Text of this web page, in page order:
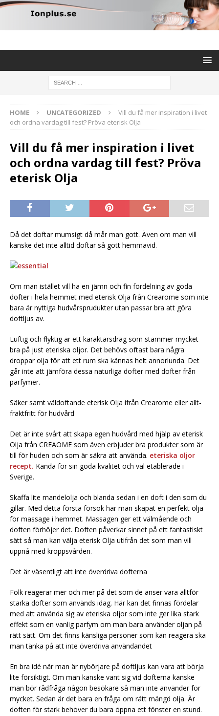
HOME UNCATEGORIZED
Vill du få mer inspiration i livet
och ordna vardag till fest? Pröva eterisk Olja
Vill du få mer inspiration i livet
och ordna vardag till fest? Pröva
eterisk Olja
Då det doftar mumsigt då mår man gott. Även om man vill
kanske det inte alltid doftar så gott hemmavid.
Om man istället vill ha en jämn och fin fördelning av goda
dofter i hela hemmet med eterisk Olja från Crearome som inte
bara är nyttiga hudvårsprudukter utan passar bra att göra
doftljus av.
Luftig och flyktig är ett karaktärsdrag som stämmer mycket
bra på just eteriska oljor. Det behövs oftast bara några
droppar olja för att ett rum ska kännas helt annorlunda. Det
går inte att jämföra dessa naturliga dofter med dofter från
parfymer.
Säker samt väldoftande eterisk Olja ifrån Crearome eller allt-
fraktfritt för hudvård
Det är inte svårt att skapa egen hudvård med hjälp av eterisk
Olja från CREAOME som även erbjuder bra produkter som är
till för huden och som är säkra att använda. eteriska oljor
recept. Kända för sin goda kvalitet och väl etablerade i
Sverige.
Skaffa lite mandelolja och blanda sedan i en doft i den som du
gillar. Med detta första försök har man skapat en perfekt olja
för massage i hemmet. Massagen ger ett välmående och
doften förhöjer det. Doften påverkar sinnet på ett fantastiskt
sätt så man kan välja eterisk Olja utifrån det som man vill
uppnå med kroppsvården.
Det är väsentligt att inte överdriva dofterna
Folk reagerar mer och mer på det som de anser vara alltför
starka dofter som används idag. Här kan det finnas fördelar
med att använda sig av eteriska oljor som inte ger lika stark
effekt som en vanlig parfym om man bara använder oljan på
rätt sätt. Om det finns känsliga personer som kan reagera ska
man tänka på att inte överdriva användandet
En bra idé när man är nybörjare på doftljus kan vara att börja
lite försiktigt. Om man kanske vant sig vid dofterna kanske
man bör rådfråga någon besökare så man inte använder för
mycket. Sedan är det bara en fråga om rätt mängd olja. Är
doften för stark behöver du bara öppna ett fönster en stund.